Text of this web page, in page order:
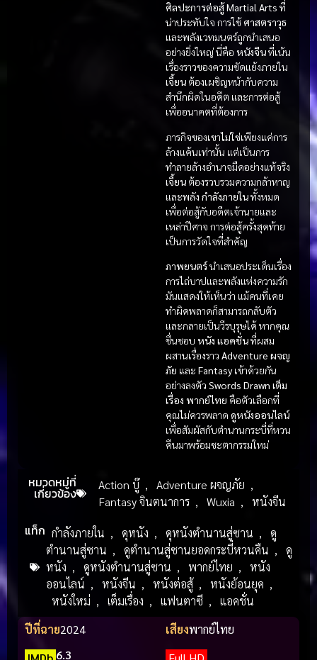
ศิลปะการต่อสู้ Martial Arts ที่
น่าประทับใจ การใช้ศาสตราวุธ
และพลังเวทมนตร์ถูกนำเสนอ
อย่างยิ่งใหญ่ นี่คือ หนังจีนที่เน้น
เรื่องราวของความขัดแย้งภายใน
เจี้ยน ต้องเผชิญหน้ากับความ
สำนึกผิดในอดีต และการต่อสู้
เพื่ออนาคตที่ต้องการ
ภารกิจของเขาไม่ใช่เพียงแค่การ
ล้างแค้นเท่านั้น แต่เป็นการ
ทำลายล้างอำนาจมืดอย่างแท้จริง
เจี้ยน ต้องรวบรวมความกล้าหาญ
และพลัง กำลังภายในทั้งหมด
เพื่อต่อสู้กับอดีตเจ้านายและ
เหล่าปีศาจ การต่อสู้ครั้งสุดท้าย
เป็นการวัดใจที่สำคัญ
ภาพยนตร์นำเสนอประเด็นเรื่อง
การไถ่บาปและพลังแห่งความรัก
มันแสดงให้เห็นว่า แม้คนที่เคย
ทำผิดพลาดก็สามารถกลับตัว
และกลายเป็นวีรบุรุษได้ หากคุณ
ชื่นชอบ หนัง แอคชั่นที่ผสม
ผสานเรื่องราว Adventure ผจญ
ภัย และ Fantasyเข้าด้วยกัน
อย่างลงตัว Swords Drawn เต็ม
เรื่อง พากย์ไทย คือตัวเลือกที่
คุณไม่ควรพลาด ดูหนังออนไลน์
เพื่อสัมผัสกับตำนานกระบี่ที่หวน
คืนมาพร้อมชะตากรรมใหม่
หมวดหมู่ที่
เกี่ยวข้อง
Action บู๊ , Adventure ผจญภัย ,
Fantasy จินตนาการ , Wuxia , หนังจีน
แท็ก กำลังภายใน , ดุหนัง , ดุหนังตำนานสู่ซาน ,
ดู
ตำนานสู่ซาน , ดูตำนานสู่ซานยอดกระบี่หวนคืน ,
ดู
หนัง , ดูหนังตำนานสู่ซาน , พากย์ไทย ,
หนัง
ออนไลน์ , หนังจีน , หนังต่อสู้ , หนังย้อนยุค ,
หนังใหม่ , เต็มเรื่อง , แฟนตาซี ,
แอคชั่น
ปีที่ฉาย2024 เสียงพากย์ไทย
6.3